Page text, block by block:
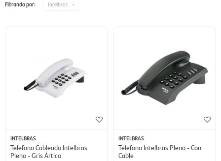
Filtrando por: Intelbras
INTELBRAS
Telefono Cableado Intelbras
Pleno - Gris Ártico
INTELBRAS
Telefono Intelbras Pleno - Con
Cable